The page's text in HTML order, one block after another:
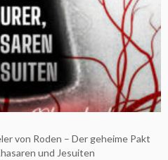
von Roden – Der geheime Pakt
und Jesuiten